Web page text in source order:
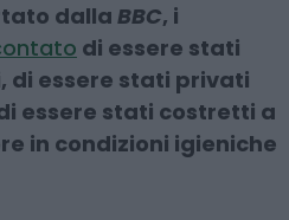
dalla BBC, i
di essere stati
essere stati privati
essere stati costretti a
in condizioni igieniche